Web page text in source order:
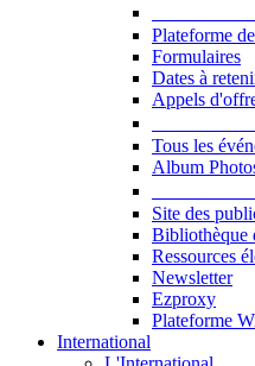
Plateforme
Formulaires
Dates à
Appels
Tous les
Album
Site des
Bibliothèque
Ressources
Newsletter
Ezproxy
Plateforme
International